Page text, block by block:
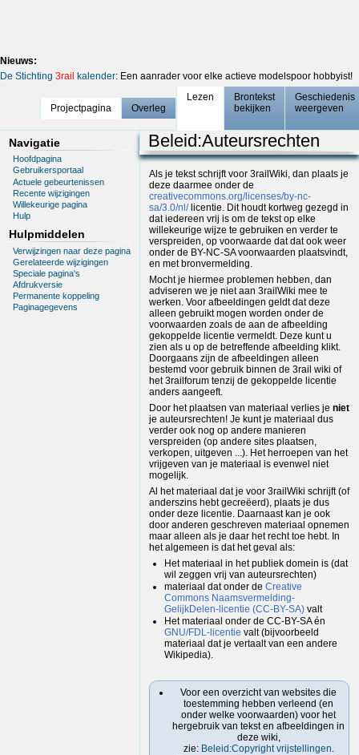
Nieuws:
De Stichting 3rail kalender: Een aanrader voor elke actieve modelspoor hobbyist!
Projectpagina Overleg
Lezen
Brontekst
bekijken
Geschiedenis
weergeven
Navigatie
Hoofdpagina
Gebruikersportaal
Actuele gebeurtenissen
Recente wijzigingen
Willekeurige pagina
Hulp
Hulpmiddelen
Verwijzingen naar deze pagina
Gerelateerde wijzigingen
Speciale pagina's
Afdrukversie
Permanente koppeling
Paginagegevens
Beleid:Auteursrechten
Als je tekst schrijft voor 3railWiki, dan plaats je
deze daarmee onder de
creativecommons.org/licenses/by-nc-
sa/3.0/nl/licentie. Dit houdt kortweg gezegd in
dat iedereen vrij is om de tekst op elke
willekeurige wijze te gebruiken en verder te
verspreiden, op voorwaarde dat dat ook weer
onder de BY-NC-SA voorwaarden plaatsvindt,
en met bronvermelding.
Mocht je hiermee problemen hebben, dan
adviseren we je niet aan 3railWiki mee te
werken. Voor afbeeldingen geldt dat deze
alleen gebruikt mogen worden onder de
voorwaarden zoals de aan de afbeelding
gekoppelde licentie vermeldt. Deze kunt u
zien als u op de betreffende afbeelding klikt.
Doorgaans zijn de afbeeldingen alleen
bestemd voor gebruik binnen de 3rail wiki of
het 3railforum tenzij de gekoppelde licentie
anders aangeeft.
Door het plaatsen van materiaal verlies je niet
je auteursrechten! Je kunt je materiaal dus
verder ook nog op andere manieren
verspreiden (op andere sites plaatsen,
verkopen, uitgeven ...). Het herroepen van het
vrijgeven van je materiaal is evenwel niet
mogelijk.
Al het materiaal dat je voor 3railWiki schrijft (of
anderszins hebt gecreëerd), plaats je dus
onder deze licentie. Daarnaast kan je ook
door anderen geschreven materiaal opnemen
maar alleen als je daar het recht toe hebt. In
het algemeen is dat het geval als:
Het materiaal in het publiek domein is (dat
wil zeggen vrij van auteursrechten)
materiaal dat onder deCreative
Commons Naamsvermelding-
GelijkDelen-licentie (CC-BY-SA) valt
Het materiaal onder de CC-BY-SA én
GNU/FDL-licentie valt (bijvoorbeeld
materiaal dat je vertaalt van een andere
Wikipedia).
Voor een overzicht van websites die
toestemming hebben verleend (en
onder welke voorwaarden) voor het
hergebruik van tekst en afbeeldingen in
deze wiki,
zie: Beleid:Copyright vrijstellingen